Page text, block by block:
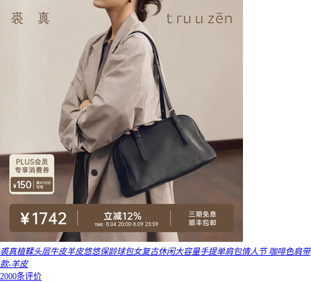
裘真植鞣头层牛皮羊皮悠悠保龄球包女复古休闲大容量手提单肩包情人节 咖啡色肩带
款-羊皮
2000条评价